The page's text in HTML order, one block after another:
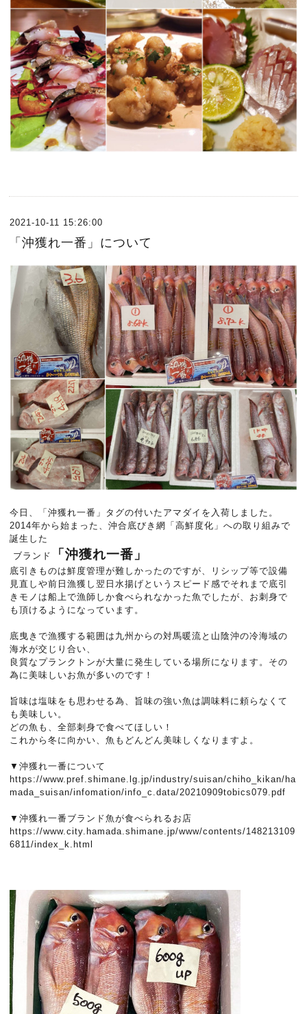
2021-10-11 15:26:00
「沖獲れ一番」について
今日、「沖獲れ一番」タグの付いたアマダイを入荷しました。
2014年から始まった、沖合底びき網「高鮮度化」への取り組みで
誕生した
ブランド
「沖獲れ一番」
底引きものは鮮度管理が難しかったのですが、リシップ等で設備
見直しや前日漁獲し翌日水揚げというスピード感でそれまで底引
きモノは船上で漁師しか食べられなかった魚でしたが、お刺身で
も頂けるようになっています。
底曳きで漁獲する範囲は九州からの対馬暖流と山陰沖の冷海域の
海水が交じり合い、
良質なプランクトンが大量に発生している場所になります。その
為に美味しいお魚が多いのです！
旨味は塩味をも思わせる為、旨味の強い魚は調味料に頼らなくて
も美味しい。
どの魚も、全部刺身で食べてほしい！
これから冬に向かい、魚もどんどん美味しくなりますよ。
▼沖獲れ一番について
https://www.pref.shimane.lg.jp/industry/suisan/chiho_kikan/ha
mada_suisan/infomation/info_c.data/20210909tobics079.pdf
▼沖獲れ一番ブランド魚が食べられるお店
https://www.city.hamada.shimane.jp/www/contents/148213109
6811/index_k.html